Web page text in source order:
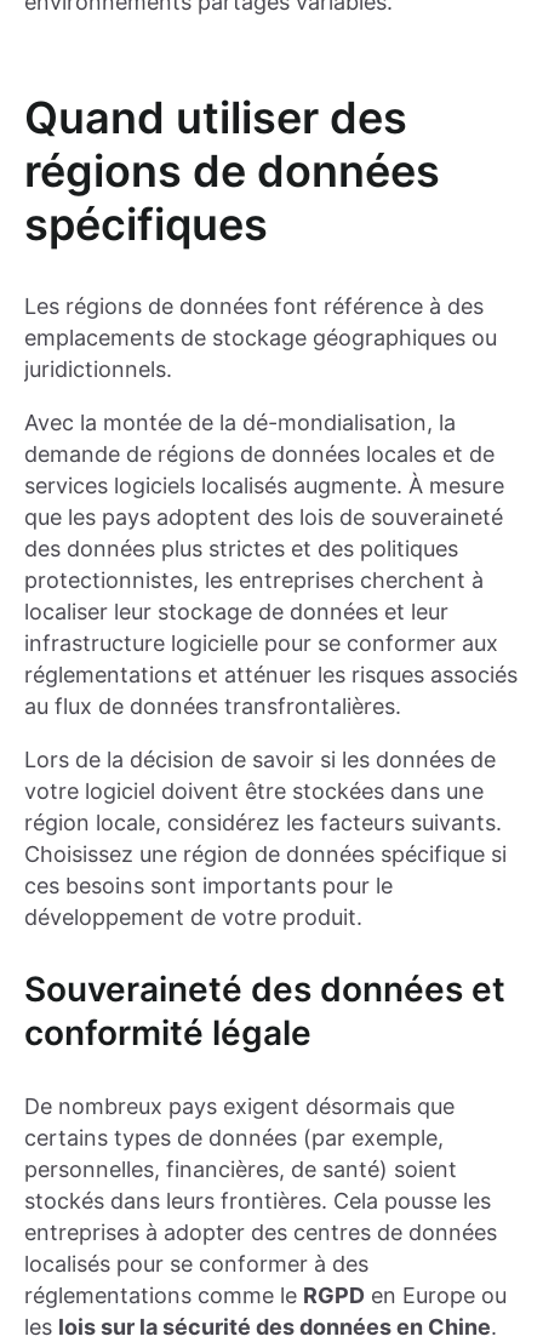
Quand utiliser des
régions de données
spécifiques
Les régions de données font référence à des
emplacements de stockage géographiques ou
juridictionnels.
Avec la montée de la dé-mondialisation, la
demande de régions de données locales et de
services logiciels localisés augmente. À mesure
que les pays adoptent des lois de souveraineté
des données plus strictes et des politiques
protectionnistes, les entreprises cherchent à
localiser leur stockage de données et leur
infrastructure logicielle pour se conformer aux
réglementations et atténuer les risques associés
au flux de données transfrontalières.
Lors de la décision de savoir si les données de
votre logiciel doivent être stockées dans une
région locale, considérez les facteurs suivants.
Choisissez une région de données spécifique si
ces besoins sont importants pour le
développement de votre produit.
Souveraineté des données et
conformité légale
De nombreux pays exigent désormais que
certains types de données (par exemple,
personnelles, financières, de santé) soient
stockés dans leurs frontières. Cela pousse les
entreprises à adopter des centres de données
localisés pour se conformer à des
réglementations comme le RGPD en Europe ou
les lois sur la sécurité des données en Chine.